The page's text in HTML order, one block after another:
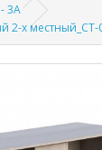
3А
2-х местный_СТ-